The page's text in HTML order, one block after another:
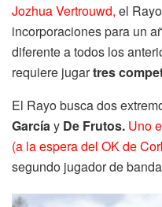
Jozhua Vertrouwd, el
incorporaciones para un
diferente a todos los
requiere jugartres
El Rayo busca dos
García y De Frutos. Uno
(a la espera del OK de
segundo jugador de